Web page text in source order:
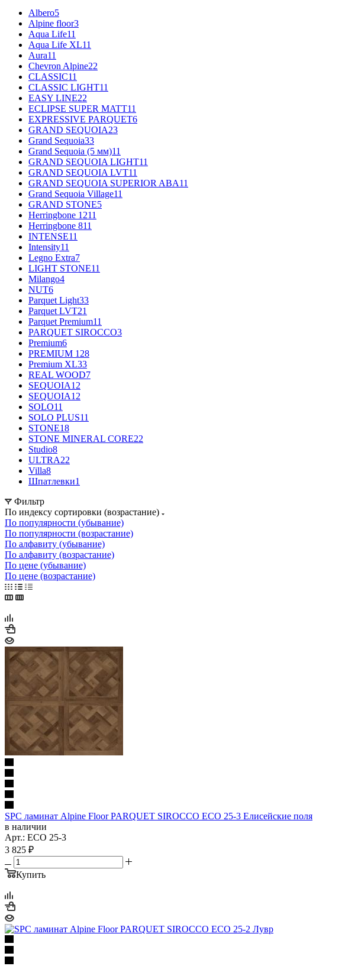
Albero5
Alpine floor3
Aqua Life11
Aqua Life XL11
Aura11
Chevron Alpine22
CLASSIC11
CLASSIC LIGHT11
EASY LINE22
ECLIPSE SUPER MATT11
EXPRESSIVE PARQUET6
GRAND SEQUOIA23
Grand Sequoia33
Grand Sequoia (5 мм)11
GRAND SEQUOIA LIGHT11
GRAND SEQUOIA LVT11
GRAND SEQUOIA SUPERIOR ABA11
Grand Sequoia Village11
GRAND STONE5
Herringbone 1211
Herringbone 811
INTENSE11
Intensity11
Legno Extra7
LIGHT STONE11
Milango4
NUT6
Parquet Light33
Parquet LVT21
Parquet Premium11
PARQUET SIROCCO3
Premium6
PREMIUM 128
Premium XL33
REAL WOOD7
SEQUOIA12
SEQUOIA12
SOLO11
SOLO PLUS11
STONE18
STONE MINERAL CORE22
Studio8
ULTRA22
Villa8
Шпатлевки1
Фильтр
По индексу сортировки (возрастание)
По популярности (убывание)
По популярности (возрастание)
По алфавиту (убывание)
По алфавиту (возрастание)
По цене (убывание)
По цене (возрастание)
SPC ламинат Alpine Floor PARQUET SIROCCO ECO 25-3 Елисейские поля
в наличии
Арт.: ECO 25-3
3 825 ₽
Купить